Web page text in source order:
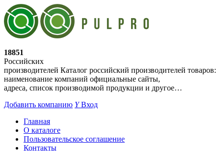
18851
Российских
производителей Каталог российский производителей товаров:
наименование компаний официальные сайты,
адреса, список производимой продукции и другое…
Добавить компанию YВход
Главная
О каталоге
Пользовательское соглашение
Контакты